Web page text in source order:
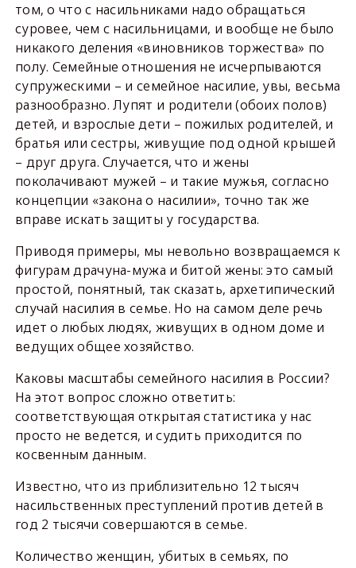
том, о что с насильниками надо обращаться
суровее, чем с насильницами, и вообще не было
никакого деления «виновников торжества» по
полу. Семейные отношения не исчерпываются
супружескими – и семейное насилие, увы, весьма
разнообразно. Лупят и родители (обоих полов)
детей, и взрослые дети – пожилых родителей, и
братья или сестры, живущие под одной крышей
– друг друга. Случается, что и жены
поколачивают мужей – и такие мужья, согласно
концепции «закона о насилии», точно так же
вправе искать защиты у государства.
Приводя примеры, мы невольно возвращаемся к
фигурам драчуна-мужа и битой жены: это самый
простой, понятный, так сказать, архетипический
случай насилия в семье. Но на самом деле речь
идет о любых людях, живущих в одном доме и
ведущих общее хозяйство.
Каковы масштабы семейного насилия в России?
На этот вопрос сложно ответить:
соответствующая открытая статистика у нас
просто не ведется, и судить приходится по
косвенным данным.
Известно, что из приблизительно 12 тысяч
насильственных преступлений против детей в
год 2 тысячи совершаются в семье.
Количество женщин, убитых в семьях, по